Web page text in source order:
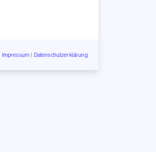
Impressum Datenschutzerklärung